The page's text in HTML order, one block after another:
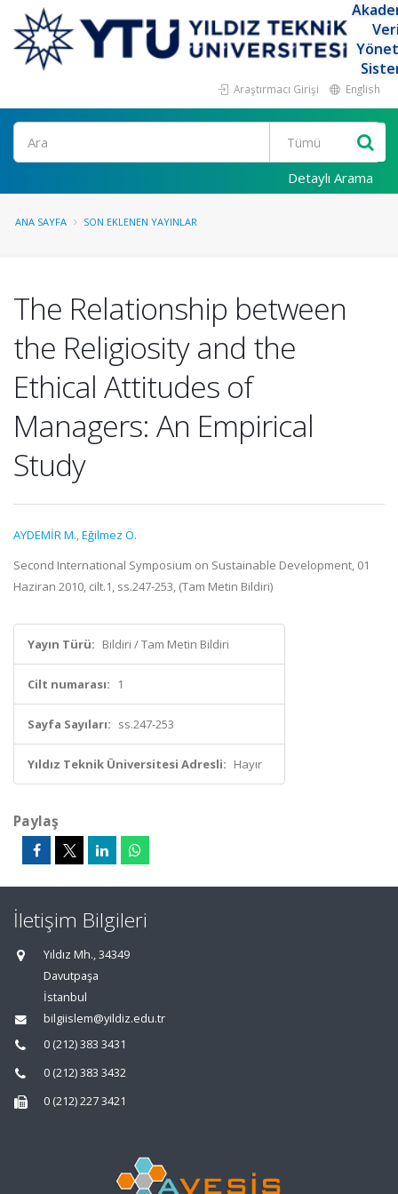
Araştırmacı Girişi English
Ara
Detaylı Arama
ANA SAYFA SON EKLENEN YAYINLAR
The Relationship between
the Religiosity and the
Ethical Attitudes of
Managers: An Empirical
Study
AYDEMİR M.,Eğilmez Ö.
Second International Symposium on Sustainable Development, 01
Haziran 2010, cilt.1, ss.247-253, (Tam Metin Bildiri)
Yayın Türü: Bildiri / Tam Metin Bildiri
Cilt numarası: 1
Sayfa Sayıları: ss.247-253
Yıldız Teknik Üniversitesi Adresli: Hayır
Paylaş
İletişim Bilgileri
Yıldız Mh., 34349
Davutpaşa
İstanbul
bilgiislem@yildiz.edu.tr
0 (212) 383 3431
0 (212) 383 3432
0 (212) 227 3421